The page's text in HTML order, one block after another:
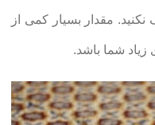
مقدار بسیار کمی از
زیاد شما باشد.